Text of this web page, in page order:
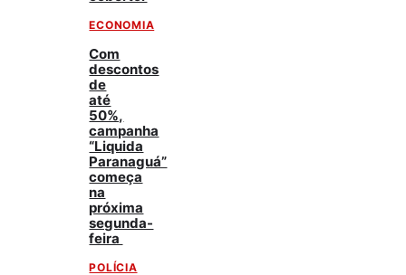
ECONOMIA
Com
descontos
de
até
50%,
campanha
“Liquida
Paranaguá”
começa
na
próxima
segunda-
feira
POLÍCIA